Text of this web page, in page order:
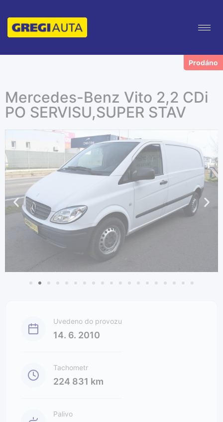
Mercedes-Benz Vito 2,2 CDi
PO SERVISU,SUPER STAV
Uvedeno do provozu
14. 6. 2010
Tachometr
224 831 km
Palivo